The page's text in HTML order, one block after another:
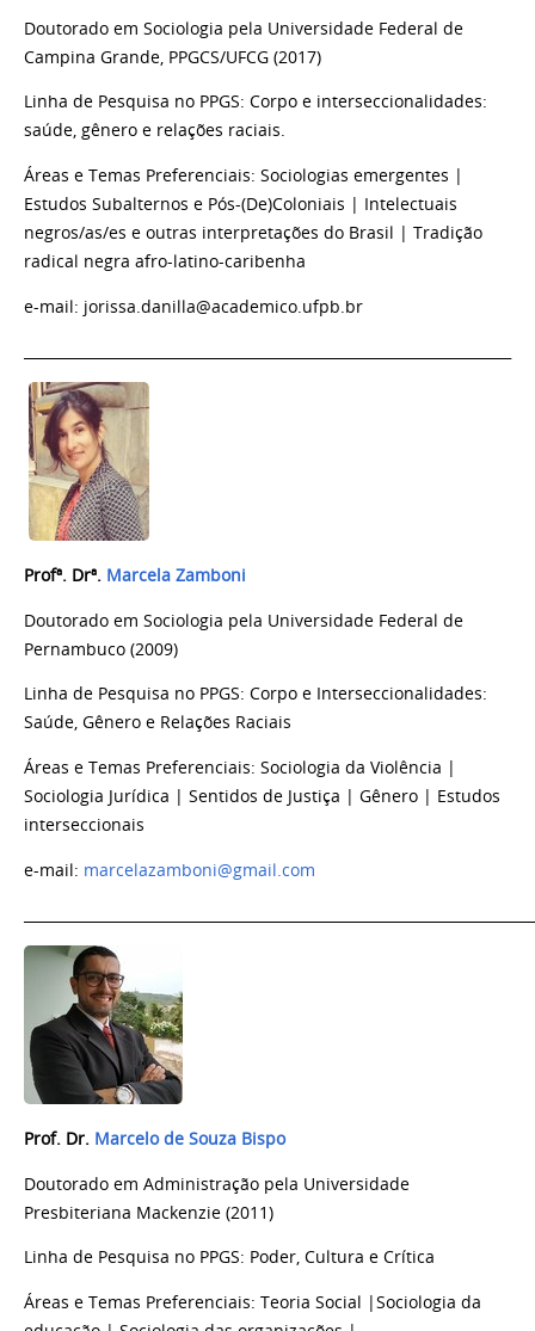
Doutorado em Sociologia pela Universidade Federal de
Campina Grande, PPGCS/UFCG (2017)
Linha de Pesquisa no PPGS: Corpo e interseccionalidades:
saúde, gênero e relações raciais.
Áreas e Temas Preferenciais: Sociologias emergentes |
Estudos Subalternos e Pós-(De)Coloniais | Intelectuais
negros/as/es e outras interpretações do Brasil | Tradição
radical negra afro-latino-caribenha
e-mail: jorissa.danilla@academico.ufpb.br
Profª. Drª. Marcela Zamboni
Doutorado em Sociologia pela Universidade Federal de
Pernambuco (2009)
Linha de Pesquisa no PPGS: Corpo e Interseccionalidades:
Saúde, Gênero e Relações Raciais
Áreas e Temas Preferenciais: Sociologia da Violência |
Sociologia Jurídica | Sentidos de Justiça | Gênero | Estudos
interseccionais
e-mail: marcelazamboni@gmail.com
Prof. Dr. Marcelo de Souza Bispo
Doutorado em Administração pela Universidade
Presbiteriana Mackenzie (2011)
Linha de Pesquisa no PPGS: Poder, Cultura e Crítica
Áreas e Temas Preferenciais: Teoria Social |Sociologia da